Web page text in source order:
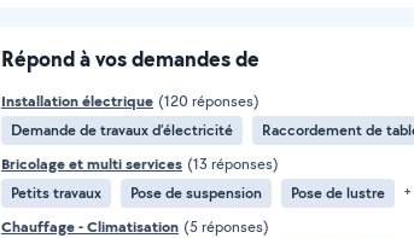
Répond à vos demandes de
Installation électrique (120 réponses)
Demande de travaux d’électricité
Raccordement de
Bricolage et multi services (13 réponses)
Petits travaux
Pose de suspension Pose de lustre
Chauffage - Climatisation (5 réponses)